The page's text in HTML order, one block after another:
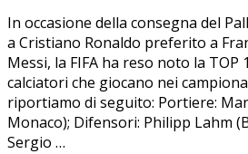
In occasione della consegna del
a Cristiano Ronaldo preferito a
Messi, la FIFA ha reso noto la TOP
calciatori che giocano nei
riportiamo di seguito: Portiere:
Monaco); Difensori: Philipp Lahm
Sergio …